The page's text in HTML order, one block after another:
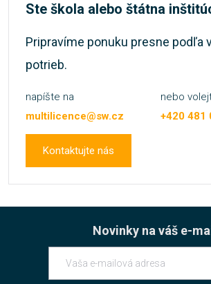
Ste škola alebo štátna
Pripravíme ponuku presne podľa
potrieb.
napíšte na
multilicence@sw.cz
nebo
+420 481
Kontaktujte nás
Novinky na váš e-